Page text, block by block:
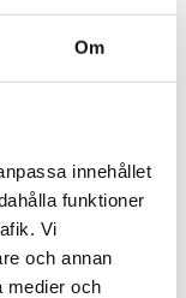
Om
innehållet
funktioner
Vi
och annan
medier och
spänningar än
för
1000 V kat IV
LÄS MER